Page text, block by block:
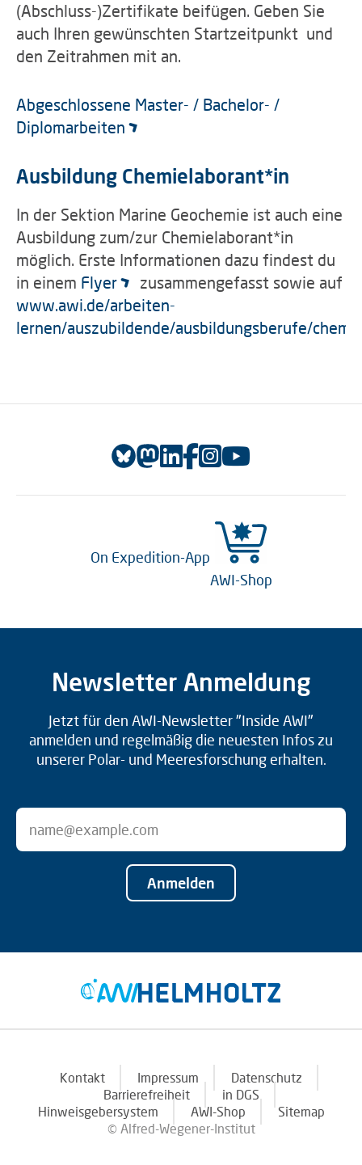
(Abschluss-)Zertifikate beifügen. Geben Sie
auch Ihren gewünschten Startzeitpunkt und
den Zeitrahmen mit an.
Abgeschlossene Master- / Bachelor- /
Diplomarbeiten
Ausbildung Chemielaborant*in
In der Sektion Marine Geochemie ist auch eine
Ausbildung zum/zur Chemielaborant*in
möglich. Erste Informationen dazu findest du
in einem Flyer
zusammengefasst sowie auf
www.awi.de/arbeiten-
lernen/auszubildende/ausbildungsberufe/
On Expedition-App
AWI-Shop
Newsletter Anmeldung
Jetzt für den AWI-Newsletter "Inside AWI"
anmelden und regelmäßig die neuesten Infos zu
unserer Polar- und Meeresforschung erhalten.
Anmelden
Kontakt Impressum
Datenschutz
Barrierefreiheit
in DGS
Hinweisgebersystem
AWI-Shop
Sitemap
© Alfred-Wegener-Institut